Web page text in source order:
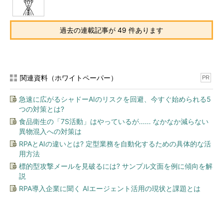
過去の連載記事が 49 件あります
関連資料（ホワイトペーパー） PR
急速に広がるシャドーAIのリスクを回避、今すぐ始められる5
つの対策とは?
食品衛生の「7S活動」はやっているが...... なかなか減らない
異物混入への対策は
RPAとAIの違いとは? 定型業務を自動化するための具体的な活
用方法
標的型攻撃メールを見破るには? サンプル文面を例に傾向を解
説
RPA導入企業に聞く AIエージェント活用の現状と課題とは